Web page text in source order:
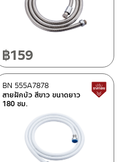
฿159
สินค้าปรับราคาลดลง
สายฝักบัว สีขาว ขนาดยาว
180 ซม.
BN 555A7878